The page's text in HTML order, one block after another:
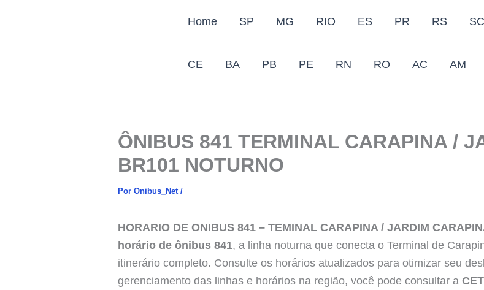
Home SP MG RIO ES PR RS SC
CE BA PB PE RN RO AC AM
ÔNIBUS 841 TERMINAL CARAPINA /
BR101 NOTURNO
Por Onibus_Net /
HORARIO DE ONIBUS 841 – TEMINAL CARAPINA / JARDIM
horário de ônibus 841, a linha noturna que conecta o Terminal de
itinerário completo. Consulte os horários atualizados para otimizar seu
gerenciamento das linhas e horários na região, você pode consultar a